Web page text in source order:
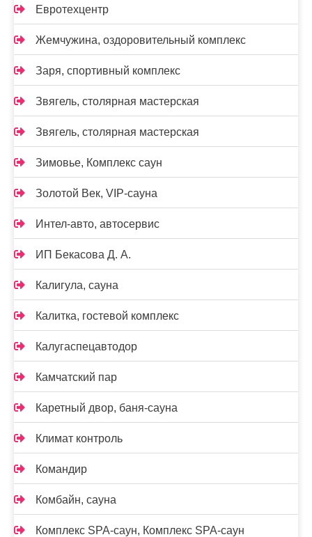
Евротехцентр
Жемчужина, оздоровительный комплекс
Заря, спортивный комплекс
Звягель, столярная мастерская
Звягель, столярная мастерская
Зимовье, Комплекс саун
Золотой Век, VIP-сауна
Интел-авто, автосервис
ИП Бекасова Д. А.
Калигула, сауна
Калитка, гостевой комплекс
Калугаспецавтодор
Камчатский пар
Каретный двор, баня-сауна
Климат контроль
Командир
Комбайн, сауна
Комплекс SPA-саун, Комплекс SPA-саун